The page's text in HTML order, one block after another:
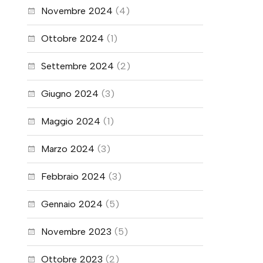
Novembre 2024 (4)
Ottobre 2024 (1)
Settembre 2024 (2)
Giugno 2024 (3)
Maggio 2024 (1)
Marzo 2024 (3)
Febbraio 2024 (3)
Gennaio 2024 (5)
Novembre 2023 (5)
Ottobre 2023 (2)